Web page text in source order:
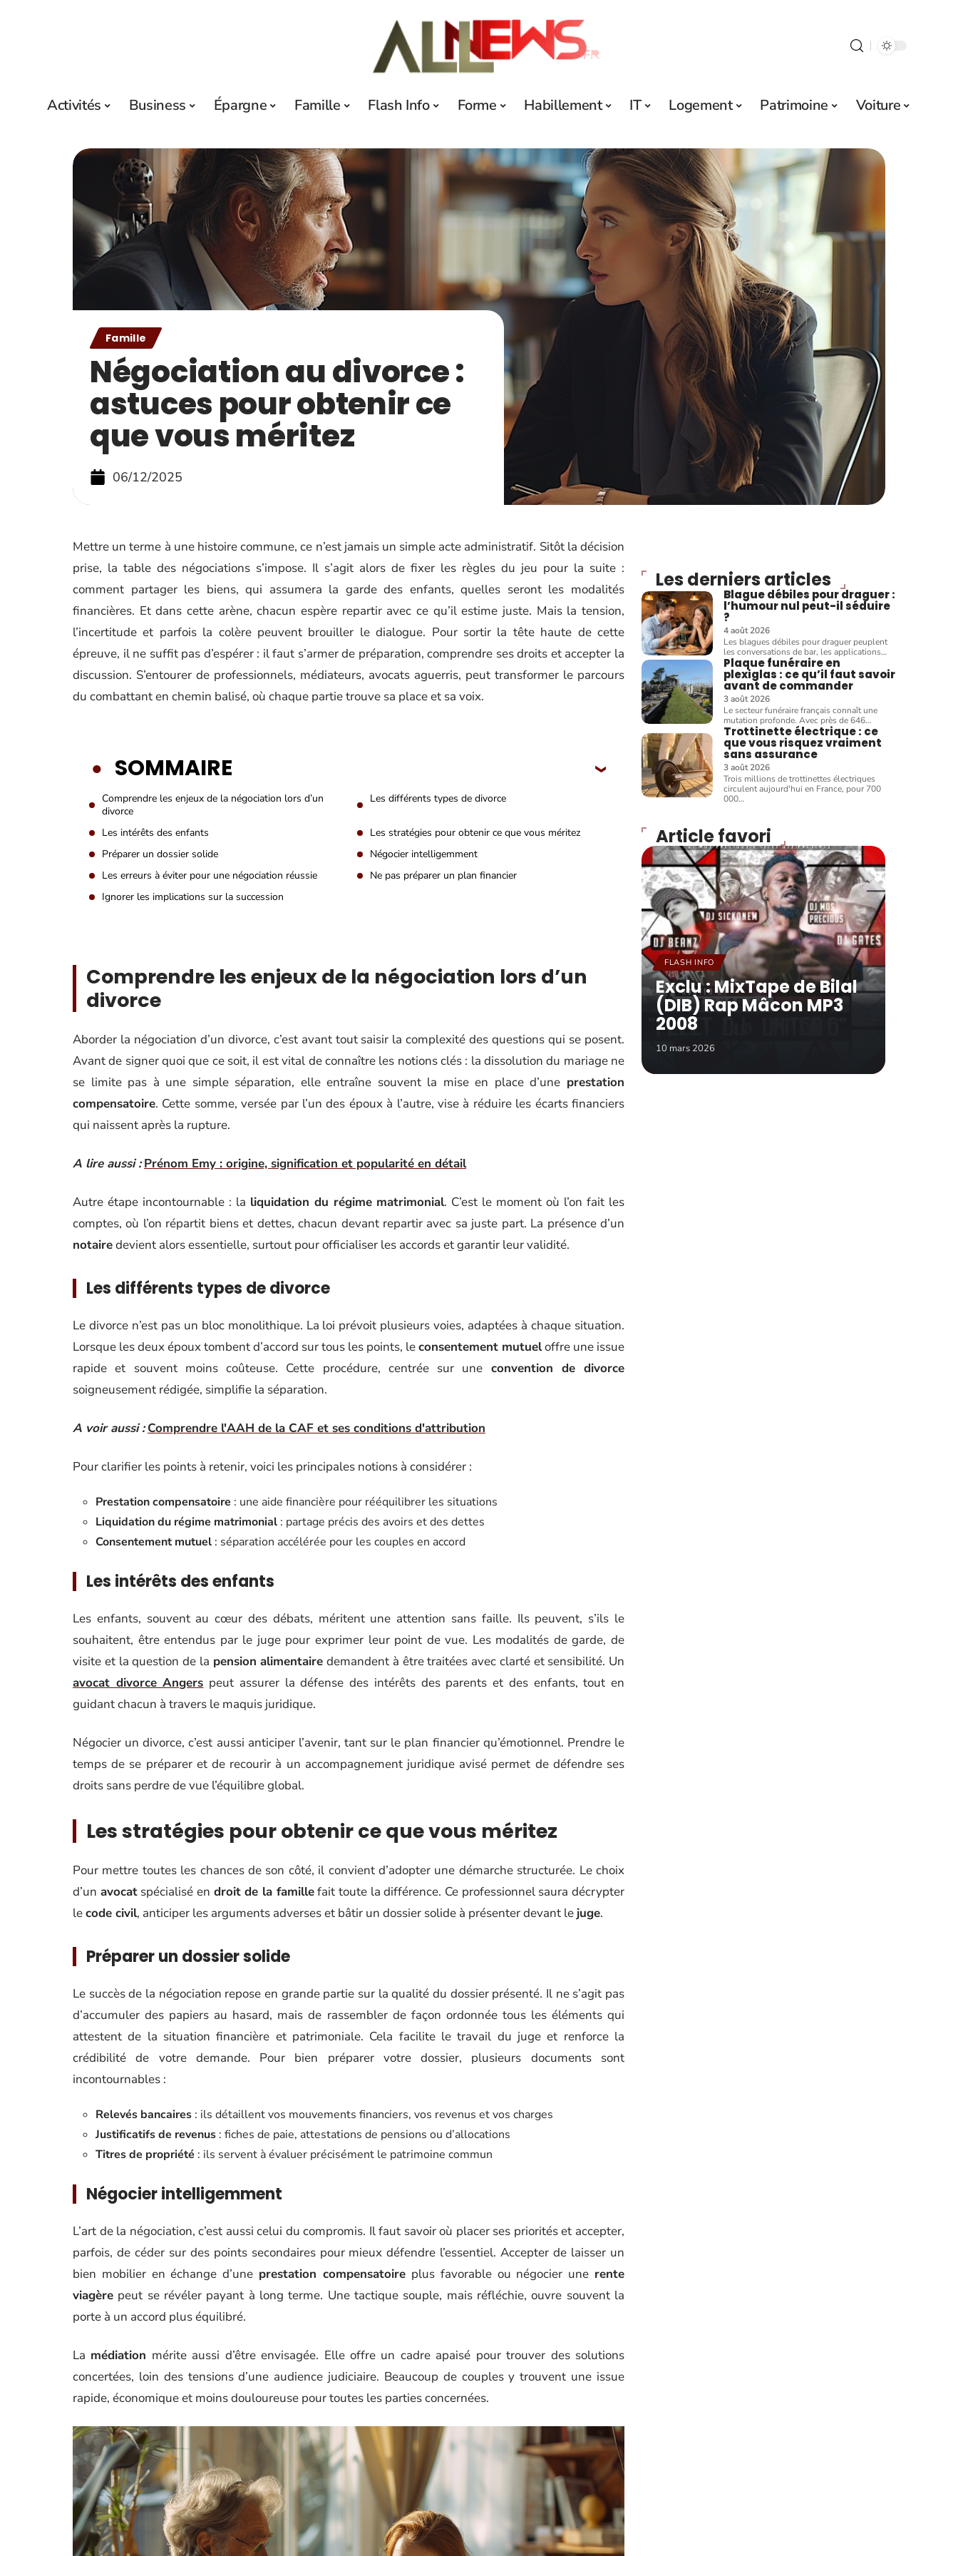
Activités Business Épargne Famille Flash Info Forme Habillement IT Logement Patrimoine Voiture
Famille
Négociation au divorce :
astuces pour obtenir ce
que vous méritez
06/12/2025
Mettre un terme à une histoire commune, ce n’est jamais un simple acte administratif. Sitôt la décision
prise, la table des négociations s’impose. Il s’agit alors de fixer les règles du jeu pour la suite :
comment partager les biens, qui assumera la garde des enfants, quelles seront les modalités
financières. Et dans cette arène, chacun espère repartir avec ce qu’il estime juste. Mais la tension,
l’incertitude et parfois la colère peuvent brouiller le dialogue. Pour sortir la tête haute de cette
épreuve, il ne suffit pas d’espérer : il faut s’armer de préparation, comprendre ses droits et accepter la
discussion. S’entourer de professionnels, médiateurs, avocats aguerris, peut transformer le parcours
du combattant en chemin balisé, où chaque partie trouve sa place et sa voix.
SOMMAIRE
Comprendre les enjeux de la négociation lors d’un
divorce
Les différents types de divorce
Les intérêts des enfants
Les stratégies pour obtenir ce que vous méritez
Préparer un dossier solide
Négocier intelligemment
Les erreurs à éviter pour une négociation réussie
Ne pas préparer un plan financier
Ignorer les implications sur la succession
Comprendre les enjeux de la négociation lors d’un
divorce
Aborder la négociation d’un divorce, c’est avant tout saisir la complexité des questions qui se posent.
Avant de signer quoi que ce soit, il est vital de connaître les notions clés : la dissolution du mariage ne
se limite pas à une simple séparation, elle entraîne souvent la mise en place d’une prestation
compensatoire. Cette somme, versée par l’un des époux à l’autre, vise à réduire les écarts financiers
qui naissent après la rupture.
A lire aussi : Prénom Emy : origine, signification et popularité en détail
Autre étape incontournable : la liquidation du régime matrimonial. C’est le moment où l’on fait les
comptes, où l’on répartit biens et dettes, chacun devant repartir avec sa juste part. La présence d’un
notairedevient alors essentielle, surtout pour officialiser les accords et garantir leur validité.
Les différents types de divorce
Le divorce n’est pas un bloc monolithique. La loi prévoit plusieurs voies, adaptées à chaque situation.
Lorsque les deux époux tombent d’accord sur tous les points, leconsentement mutueloffre une issue
rapide et souvent moins coûteuse. Cette procédure, centrée sur une convention de divorce
soigneusement rédigée, simplifie la séparation.
A voir aussi : Comprendre l'AAH de la CAF et ses conditions d'attribution
Pour clarifier les points à retenir, voici les principales notions à considérer :
Prestation compensatoire : une aide financière pour rééquilibrer les situations
Liquidation du régime matrimonial : partage précis des avoirs et des dettes
Consentement mutuel : séparation accélérée pour les couples en accord
Les intérêts des enfants
Les enfants, souvent au cœur des débats, méritent une attention sans faille. Ils peuvent, s’ils le
souhaitent, être entendus par le juge pour exprimer leur point de vue. Les modalités de garde, de
visite et la question de la pension alimentaire demandent à être traitées avec clarté et sensibilité. Un
avocat divorce Angers peut assurer la défense des intérêts des parents et des enfants, tout en
guidant chacun à travers le maquis juridique.
Négocier un divorce, c’est aussi anticiper l’avenir, tant sur le plan financier qu’émotionnel. Prendre le
temps de se préparer et de recourir à un accompagnement juridique avisé permet de défendre ses
droits sans perdre de vue l’équilibre global.
Les stratégies pour obtenir ce que vous méritez
Pour mettre toutes les chances de son côté, il convient d’adopter une démarche structurée. Le choix
d’un avocatspécialisé en droit de la famillefait toute la différence. Ce professionnel saura décrypter
lecode civil, anticiper les arguments adverses et bâtir un dossier solide à présenter devant le juge.
Préparer un dossier solide
Le succès de la négociation repose en grande partie sur la qualité du dossier présenté. Il ne s’agit pas
d’accumuler des papiers au hasard, mais de rassembler de façon ordonnée tous les éléments qui
attestent de la situation financière et patrimoniale. Cela facilite le travail du juge et renforce la
crédibilité de votre demande. Pour bien préparer votre dossier, plusieurs documents sont
incontournables :
Relevés bancaires : ils détaillent vos mouvements financiers, vos revenus et vos charges
Justificatifs de revenus : fiches de paie, attestations de pensions ou d’allocations
Titres de propriété : ils servent à évaluer précisément le patrimoine commun
Négocier intelligemment
L’art de la négociation, c’est aussi celui du compromis. Il faut savoir où placer ses priorités et accepter,
parfois, de céder sur des points secondaires pour mieux défendre l’essentiel. Accepter de laisser un
bien mobilier en échange d’une prestation compensatoire plus favorable ou négocier une rente
viagère peut se révéler payant à long terme. Une tactique souple, mais réfléchie, ouvre souvent la
porte à un accord plus équilibré.
La médiation mérite aussi d’être envisagée. Elle offre un cadre apaisé pour trouver des solutions
concertées, loin des tensions d’une audience judiciaire. Beaucoup de couples y trouvent une issue
rapide, économique et moins douloureuse pour toutes les parties concernées.
Les derniers articles
Blague débiles pour draguer :
l’humour nul peut-il séduire
?
4 août 2026
Les blagues débiles pour draguer peuplent
les conversations de bar, les applications…
Plaque funéraire en
plexiglas : ce qu’il faut savoir
avant de commander
3 août 2026
Le secteur funéraire français connaît une
mutation profonde. Avec près de 646…
Trottinette électrique : ce
que vous risquez vraiment
sans assurance
3 août 2026
Trois millions de trottinettes électriques
circulent aujourd'hui en France, pour 700
000…
Article favori
FLASH INFO
Exclu : MixTape de Bilal
(DIB) Rap Mâcon MP3
2008
10 mars 2026